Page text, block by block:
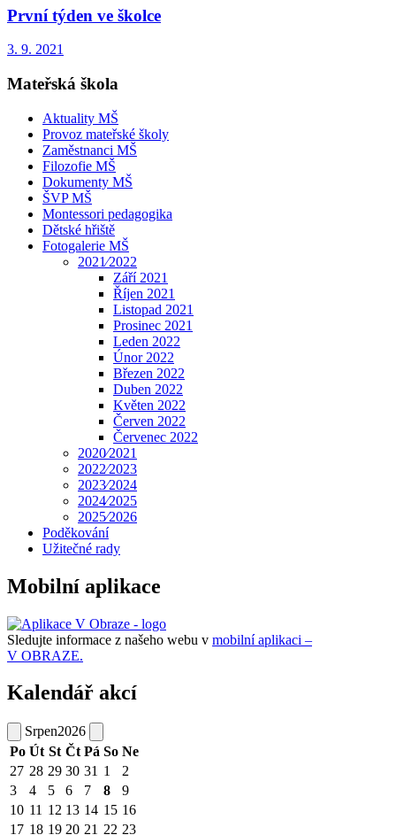
První týden ve školce
3. 9. 2021
Mateřská škola
Aktuality MŠ
Provoz mateřské školy
Zaměstnanci MŠ
Filozofie MŠ
Dokumenty MŠ
ŠVP MŠ
Montessori pedagogika
Dětské hřiště
Fotogalerie MŠ
2021⁄2022
Září 2021
Říjen 2021
Listopad 2021
Prosinec 2021
Leden 2022
Únor 2022
Březen 2022
Duben 2022
Květen 2022
Červen 2022
Červenec 2022
2020⁄2021
2022⁄2023
2023⁄2024
2024⁄2025
2025⁄2026
Poděkování
Užitečné rady
Mobilní aplikace
Sledujte informace z našeho webu v mobilní aplikaci –
V OBRAZE.
Kalendář akcí
Srpen2026
Po Út St Čt Pá So Ne
27 28 29 30 31 1
2
3
4 5 6 7 8
9
10 11 12 13 14 15 16
17 18 19 20 21 22 23